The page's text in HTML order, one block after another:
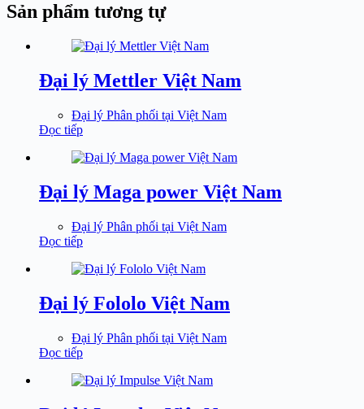
Sản phẩm tương tự
Đại lý Mettler Việt Nam
Đại lý Phân phối tại Việt Nam
Đọc tiếp
Đại lý Maga power Việt Nam
Đại lý Phân phối tại Việt Nam
Đọc tiếp
Đại lý Fololo Việt Nam
Đại lý Phân phối tại Việt Nam
Đọc tiếp